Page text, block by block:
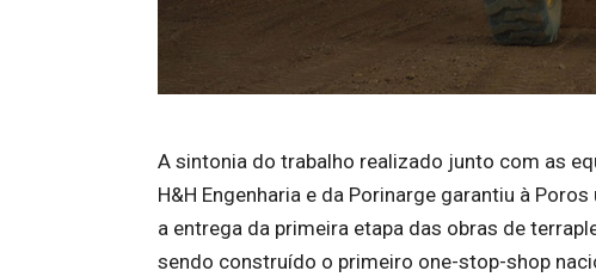
A sintonia do trabalho realizado junto com as
H&H Engenharia e da Porinarge garantiu à
a entrega da primeira etapa das obras de
sendo construído o primeiro one-stop-shop